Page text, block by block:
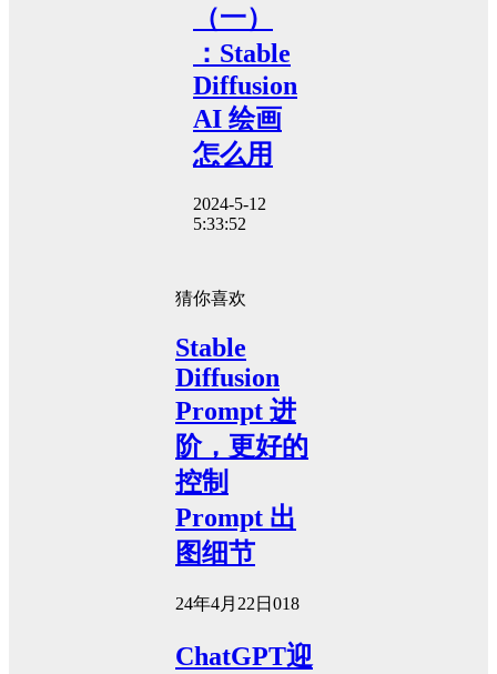
（一）
：Stable
Diffusion
AI 绘画
怎么用
2024-5-12
5:33:52
猜你喜欢
Stable
Diffusion
Prompt 进
阶，更好的
控制
Prompt 出
图细节
24年4月22日 018
ChatGPT迎